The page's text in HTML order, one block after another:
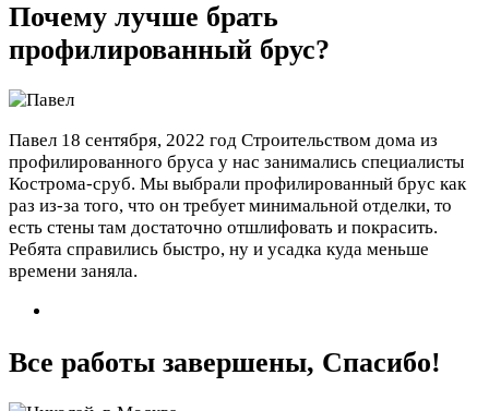
Почему лучше брать
профилированный брус?
Павел 18 сентября, 2022 год Строительством дома из
профилированного бруса у нас занимались специалисты
Кострома-сруб. Мы выбрали профилированный брус как
раз из-за того, что он требует минимальной отделки, то
есть стены там достаточно отшлифовать и покрасить.
Ребята справились быстро, ну и усадка куда меньше
времени заняла.
Все работы завершены, Спасибо!